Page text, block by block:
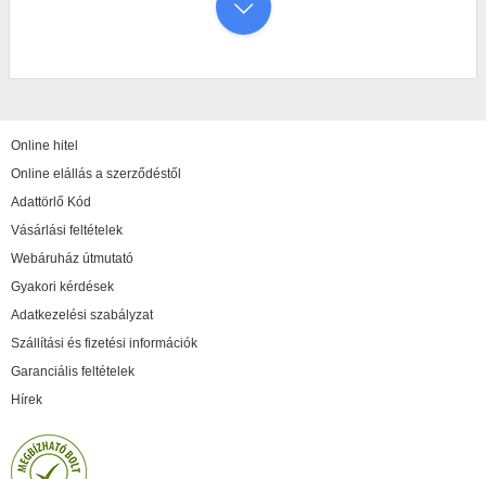
Online hitel
Online elállás a szerződéstől
Adattörlő Kód
Vásárlási feltételek
Webáruház útmutató
Gyakori kérdések
Adatkezelési szabályzat
Szállítási és fizetési információk
Garanciális feltételek
Hírek